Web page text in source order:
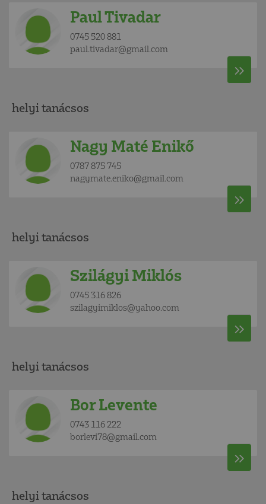
Paul Tivadar
0745 520 881
paul.tivadar@gmail.com
helyi tanácsos
Nagy Maté Enikő
0787 875 745
nagymate.eniko@gmail.com
helyi tanácsos
Szilágyi Miklós
0745 316 826
szilagyimiklos@yahoo.com
helyi tanácsos
Bor Levente
0743 116 222
borlevi78@gmail.com
helyi tanácsos